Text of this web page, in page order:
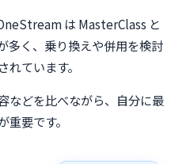
は MasterClass と
多く、乗り換えや併用を検討
ています。
などを比べながら、自分に最
要です。